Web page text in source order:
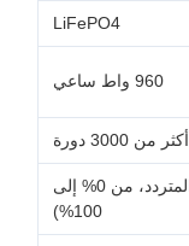
LiFePO4
960 واط ساعي
أكثر من 3000 دورة
~2.5 ساعة (شحن التيار المتردد، من 0% إلى
100%)